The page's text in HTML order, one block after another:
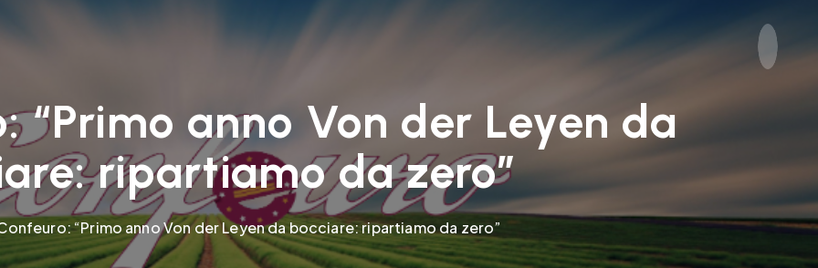
“Primo anno Von der Leyen da
ripartiamo da zero”
“Primo anno Von der Leyen da bocciare: ripartiamo da zero”